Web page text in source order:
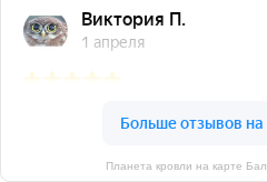
Планета кровли на карте